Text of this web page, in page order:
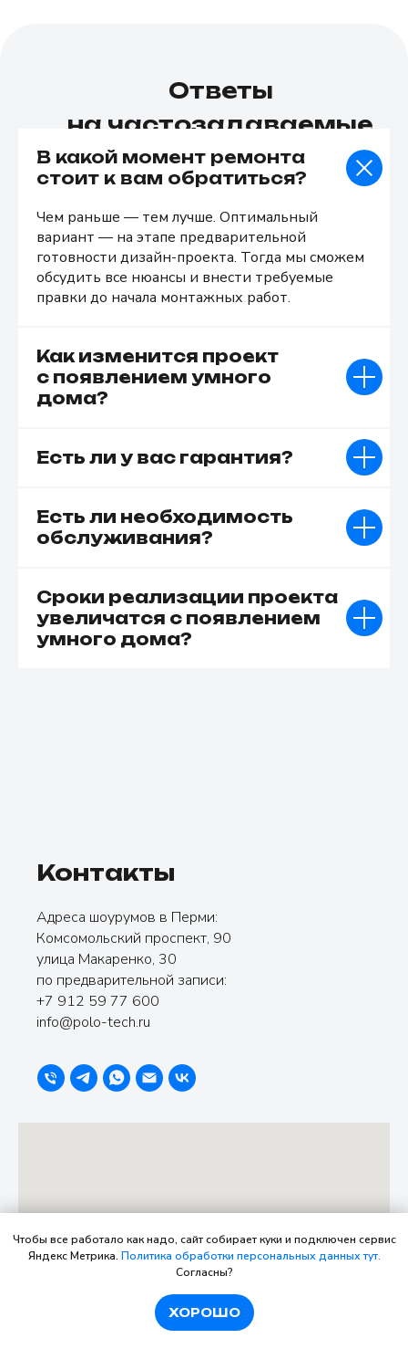
Ответы
на частозадаваемые
вопросы
В какой момент ремонта
стоит к вам обратиться?
Чем раньше — тем лучше. Оптимальный
вариант — на этапе предварительной
готовности дизайн-проекта. Тогда мы сможем
обсудить все нюансы и внести требуемые
правки до начала монтажных работ.
Как изменится проект
с появлением умного
дома?
Есть ли у вас гарантия?
Есть ли необходимость
обслуживания?
Сроки реализации проекта
увеличатся с появлением
умного дома?
Контакты
Адреса шоурумов в Перми:
Комсомольский проспект, 90
улица Макаренко, 30
по предварительной записи:
+7 912 59 77 600
info@polo-tech.ru
Чтобы все работало как надо, сайт собирает куки и подключен сервис
Яндекс Метрика. Политика обработки персональных данных тут.
Согласны?
ХОРОШО